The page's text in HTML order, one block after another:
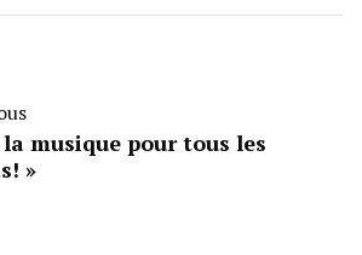
la musique pour tous les
»